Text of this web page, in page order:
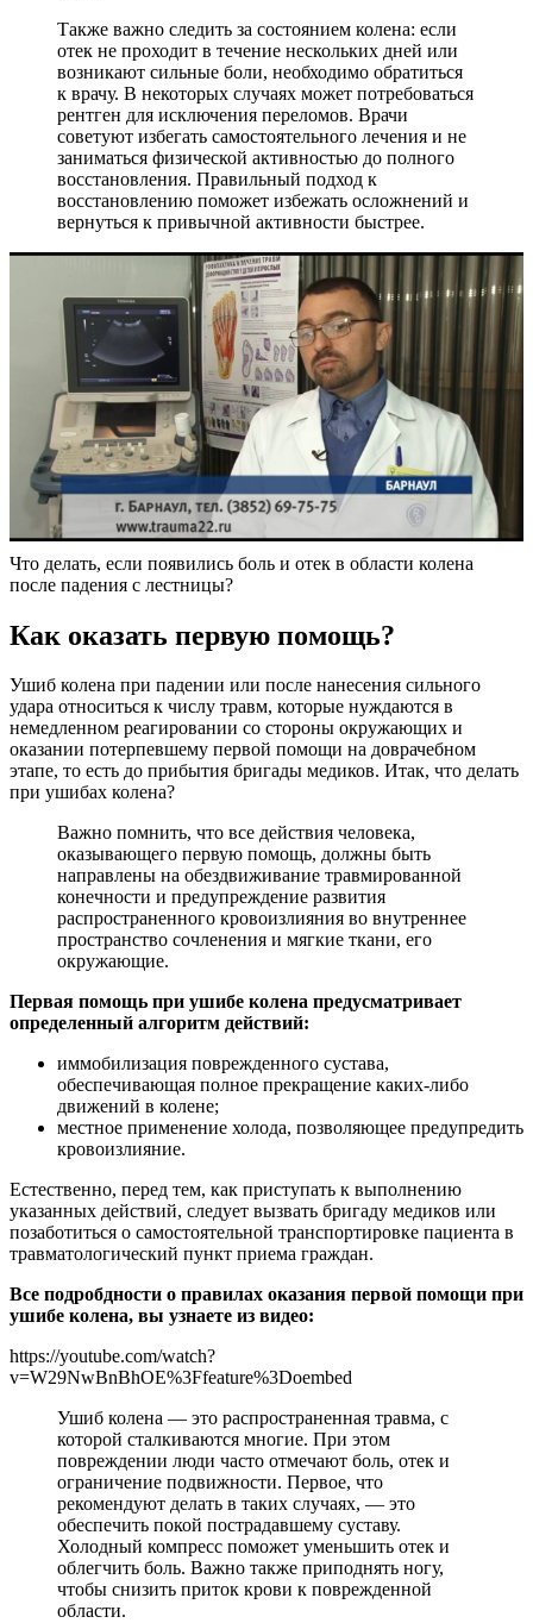
Также важно следить за состоянием колена: если
отек не проходит в течение нескольких дней или
возникают сильные боли, необходимо обратиться
к врачу. В некоторых случаях может потребоваться
рентген для исключения переломов. Врачи
советуют избегать самостоятельного лечения и не
заниматься физической активностью до полного
восстановления. Правильный подход к
восстановлению поможет избежать осложнений и
вернуться к привычной активности быстрее.
Что делать, если появились боль и отек в области колена
после падения с лестницы?
Как оказать первую помощь?
Ушиб колена при падении или после нанесения сильного
удара относиться к числу травм, которые нуждаются в
немедленном реагировании со стороны окружающих и
оказании потерпевшему первой помощи на доврачебном
этапе, то есть до прибытия бригады медиков. Итак, что делать
при ушибах колена?
Важно помнить, что все действия человека,
оказывающего первую помощь, должны быть
направлены на обездвиживание травмированной
конечности и предупреждение развития
распространенного кровоизлияния во внутреннее
пространство сочленения и мягкие ткани, его
окружающие.
Первая помощь при ушибе колена предусматривает
определенный алгоритм действий:
иммобилизация поврежденного сустава,
обеспечивающая полное прекращение каких-либо
движений в колене;
местное применение холода, позволяющее предупредить
кровоизлияние.
Естественно, перед тем, как приступать к выполнению
указанных действий, следует вызвать бригаду медиков или
позаботиться о самостоятельной транспортировке пациента в
травматологический пункт приема граждан.
Все подробдности о правилах оказания первой помощи при
ушибе колена, вы узнаете из видео:
https://youtube.com/watch?
v=W29NwBnBhOE%3Ffeature%3Doembed
Ушиб колена — это распространенная травма, с
которой сталкиваются многие. При этом
повреждении люди часто отмечают боль, отек и
ограничение подвижности. Первое, что
рекомендуют делать в таких случаях, — это
обеспечить покой пострадавшему суставу.
Холодный компресс поможет уменьшить отек и
облегчить боль. Важно также приподнять ногу,
чтобы снизить приток крови к поврежденной
области.